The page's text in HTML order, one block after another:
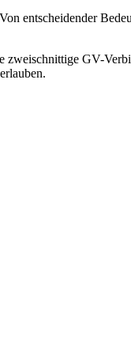
entscheidender
zweischnittige GV-